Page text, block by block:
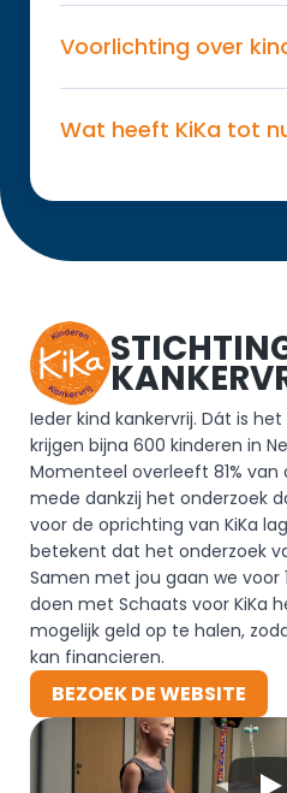
Voorlichting over
Wat heeft KiKa tot
Ieder kind kankervrij. Dát is het
krijgen bijna 600 kinderen in
Momenteel overleeft 81% van
mede dankzij het onderzoek
voor de oprichting van KiKa
betekent dat het onderzoek
Samen met jou gaan we voor
doen met Schaats voor KiKa
mogelijk geld op te halen,
kan financieren.
BEZOEK DE WEBSITE
BEZOEK DE WEBSITE